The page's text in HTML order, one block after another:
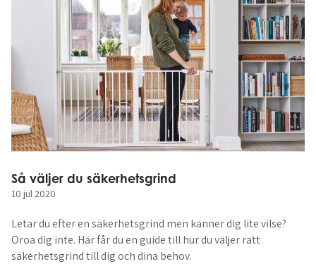
Så väljer du säkerhetsgrind
10 jul 2020
Letar du efter en säkerhetsgrind men känner dig lite vilse?
Oroa dig inte. Här får du en guide till hur du väljer rätt
säkerhetsgrind till dig och dina behov.